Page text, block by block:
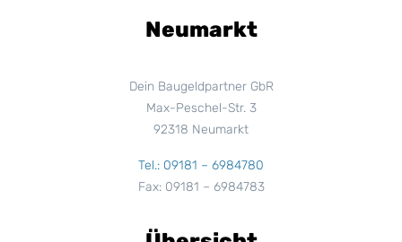
Neumarkt
Dein Baugeldpartner GbR
Max-Peschel-Str. 3
92318 Neumarkt
Tel.: 09181 – 6984780
Fax: 09181 – 6984783